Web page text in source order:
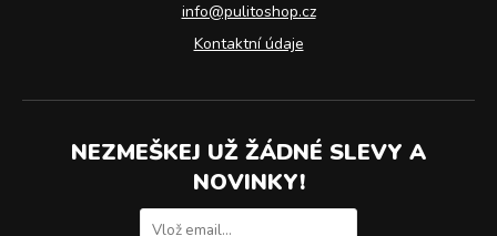
info@pulitoshop.cz
Kontaktní údaje
NEZMEŠKEJ UŽ ŽÁDNÉ SLEVY A
NOVINKY!